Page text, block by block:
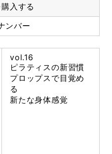
入する
ンバー
vol.16
ピラティスの新習慣
プロップスで目覚め
る
新たな身体感覚